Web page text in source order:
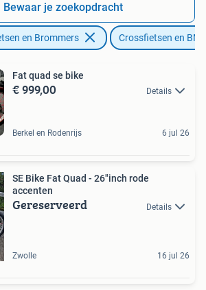
Bewaar je zoekopdracht
en Brommers Crossfietsen en
Fat quad se bike
€ 999,00 Details
Berkel en Rodenrijs 6 jul 26
SE Bike Fat Quad - 26"inch rode
accenten
Gereserveerd Details
Zwolle 16 jul 26